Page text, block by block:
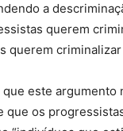
a
querem
querem criminalizar
que este argumento
que os